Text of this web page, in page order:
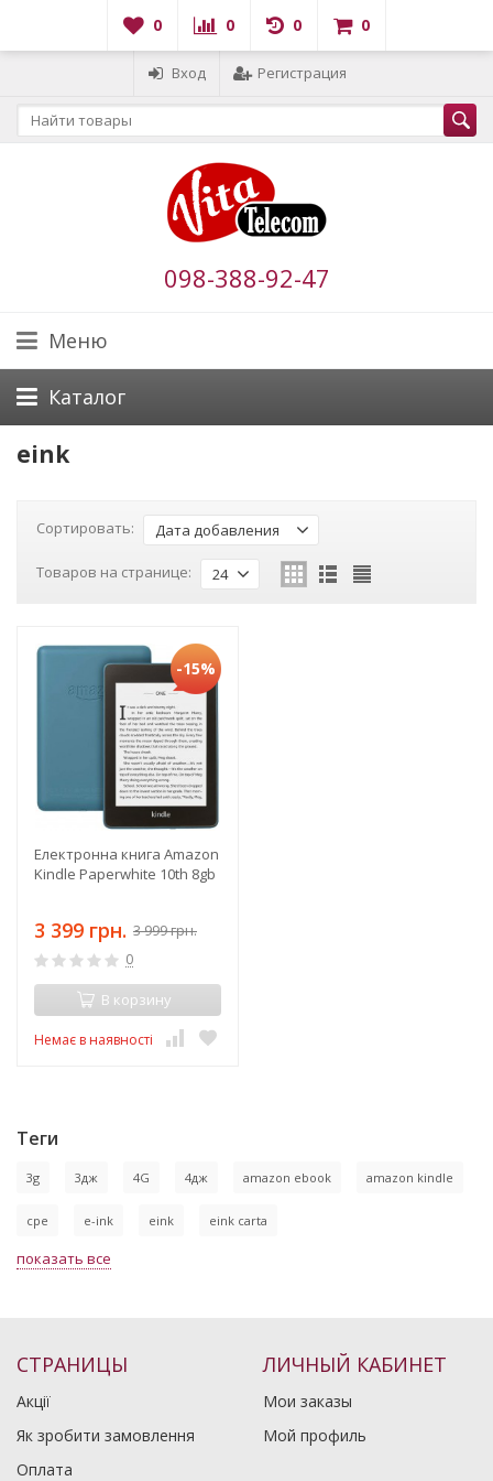
0 0 0 0
Вход Регистрация
098-388-92-47
Меню
Каталог
eink
Сортировать: Дата добавления
Товаров на странице: 24
-15%
Електронна книга Amazon
Kindle Paperwhite 10th 8gb
3 399 грн. 3 999 грн.
0
В корзину
Немає в наявності
Теги
3g 3дж 4G 4дж amazon ebook amazon kindle
cpe e-ink eink eink carta
показать все
СТРАНИЦЫ
Акції
Як зробити замовлення
Оплата
ЛИЧНЫЙ КАБИНЕТ
Мои заказы
Мой профиль